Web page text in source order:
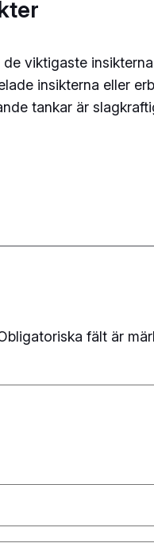
viktigaste
insikterna eller
tankar är
fält är